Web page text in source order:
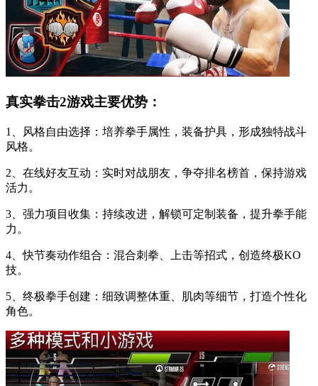
真实拳击2游戏主要优势：
1、风格自由选择：培养拳手属性，装备护具，形成独特战斗
风格。
2、在线好友互动：实时对战朋友，争夺排名榜首，保持游戏
活力。
3、强力项目收集：持续改进，解锁可定制装备，提升拳手能
力。
4、快节奏动作组合：混合刺拳、上击等招式，创造终极KO
技。
5、终极拳手创建：细致调整体重、肌肉等细节，打造个性化
角色。